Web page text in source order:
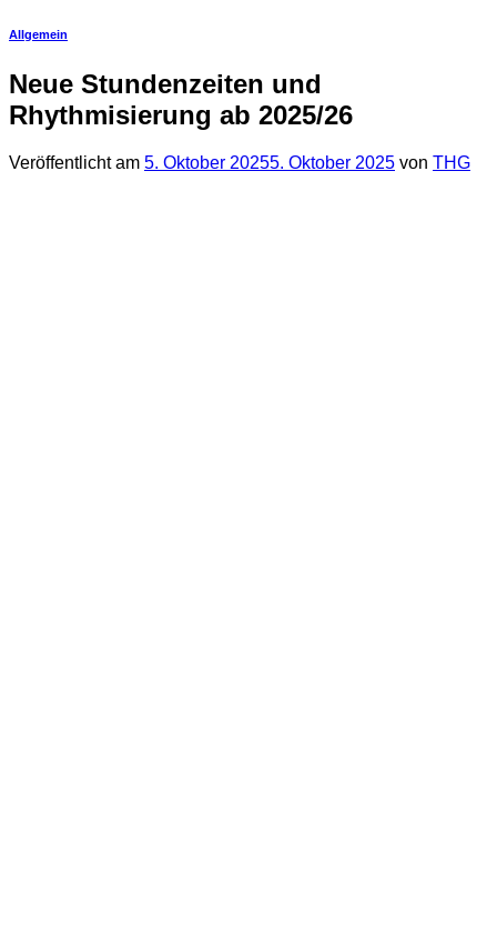
Allgemein
Neue Stundenzeiten und
Rhythmisierung ab 2025/26
Veröffentlicht am 5. Oktober 20255. Oktober 2025 von THG